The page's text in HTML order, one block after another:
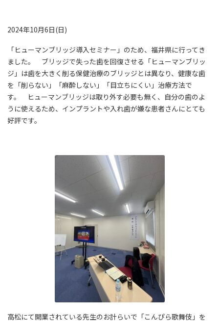
2024年10月6日(日)
「ヒューマンブリッジ導入セミナー」のため、福井県に行ってき
ました。 ブリッジで失った歯を回復させる「ヒューマンブリッ
ジ」は歯を大きく削る保健治療のブリッジとは異なり、健康な歯
を「削らない」「麻酔しない」「目立ちにくい」治療方法で
す。 ヒューマンブリッジは取り外す必要も無く、自分の歯のよ
うに使えるため、インプラントや入れ歯が嫌な患者さんにとても
好評です。
高松にて開業されている先生のお計らいで「こんぴら歌舞伎」を